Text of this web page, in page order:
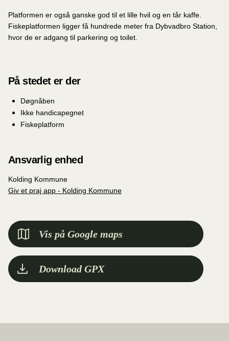
Platformen er også ganske god til et lille hvil og en tår kaffe.
Fiskeplatformen ligger få hundrede meter fra Dybvadbro Station,
hvor de er adgang til parkering og toilet.
På stedet er der
Døgnåben
Ikke handicapegnet
Fiskeplatform
Ansvarlig enhed
Kolding Kommune
Giv et praj app - Kolding Kommune
Vis på Google maps
Download GPX